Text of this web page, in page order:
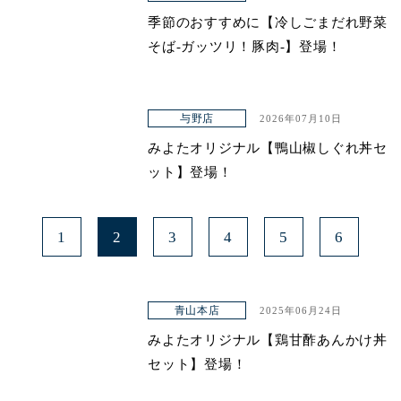
与野店
季節のおすすめに【冷しごまだれ野菜
そば-ガッツリ！豚肉-】登場！
与野店 2026年07月10日
みよたオリジナル【鴨山椒しぐれ丼セ
ット】登場！
1 2 3 4 5 6
青山本店 2025年06月24日
みよたオリジナル【鶏甘酢あんかけ丼
セット】登場！